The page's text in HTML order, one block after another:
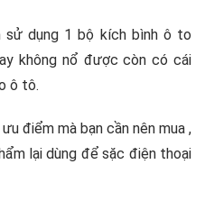
sử dụng 1 bộ kích bình ô to
không nổ được còn có cái
ô tô.
điểm mà bạn cần nên mua ,
lại dùng để sặc điện thoại